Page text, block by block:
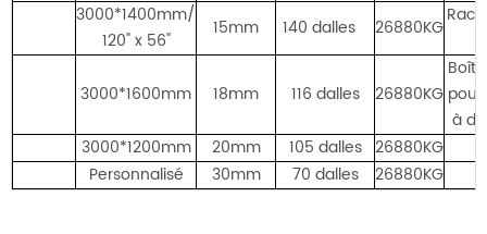
3000*1400mm/
120'' x 56''
15mm 140 dalles 26880KG
3000*1600mm 18mm 116 dalles 26880KG
à
3000*1200mm
20mm 105 dalles 26880KG
Personnalisé
30mm 70 dalles 26880KG